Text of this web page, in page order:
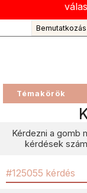
Bemutatkozás
Témakörök
Kérdezni a gomb
kérdések
#125055 kérdés